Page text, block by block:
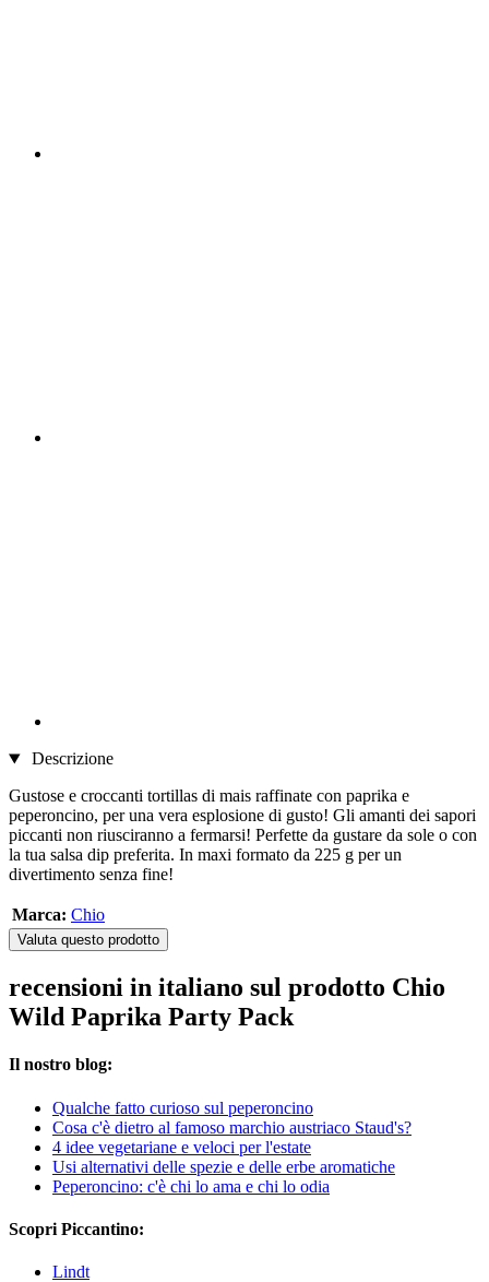
Descrizione
Gustose e croccanti tortillas di mais raffinate con paprika e
peperoncino, per una vera esplosione di gusto! Gli amanti dei sapori
piccanti non riusciranno a fermarsi! Perfette da gustare da sole o con
la tua salsa dip preferita. In maxi formato da 225 g per un
divertimento senza fine!
Marca: Chio
Valuta questo prodotto
recensioni in italiano sul prodotto Chio
Wild Paprika Party Pack
Il nostro blog:
Qualche fatto curioso sul peperoncino
Cosa c'è dietro al famoso marchio austriaco Staud's?
4 idee vegetariane e veloci per l'estate
Usi alternativi delle spezie e delle erbe aromatiche
Peperoncino: c'è chi lo ama e chi lo odia
Scopri Piccantino:
Lindt